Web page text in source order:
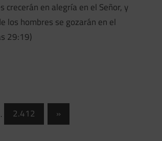
crecerán en alegría en el Señor, y
los hombres se gozarán en el
29:19)
2.412
Entradas
siguientes
»